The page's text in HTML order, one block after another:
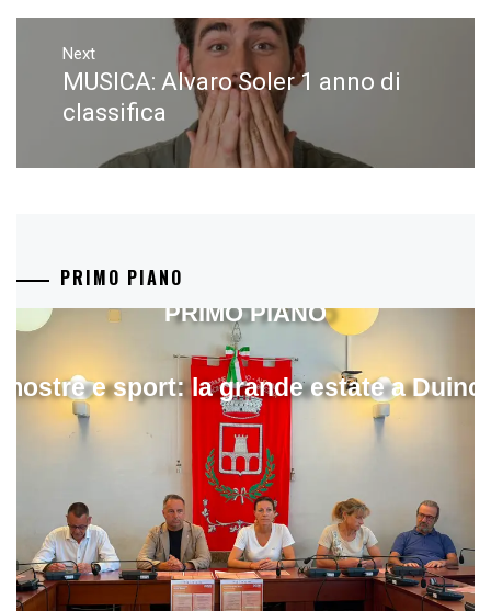
Next
Next
post:
MUSICA: Alvaro Soler 1 anno di
classifica
PRIMO PIANO
e sport: la grande estate a
PRIMO PIANO